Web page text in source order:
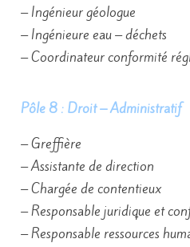
– Ingénieur géologue
– Ingénieure eau – déchets
– Coordinateur conformité
Pôle 8 : Droit – Administratif
– Greffière
– Assistante de direction
– Chargée de contentieux
– Responsable juridique et
– Responsable ressources